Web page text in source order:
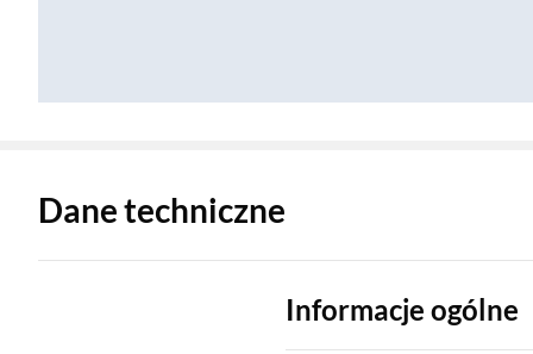
Dane techniczne
Informacje ogólne